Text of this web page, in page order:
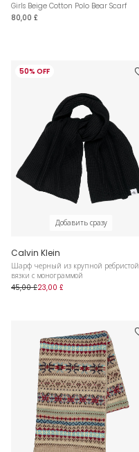
Girls Beige Cotton Polo Bear Scarf
80,00 £
50% OFF
Добавить сразу
Calvin Klein
Шарф черный из крупной ребристой
вязки с монограммой
45,00 £23,00 £